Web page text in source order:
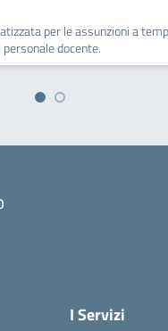
per le assunzioni a
docente.
I Servizi